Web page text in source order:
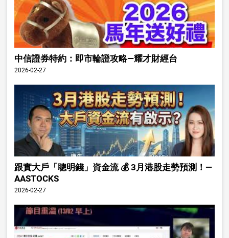
中信證券特約：即市輪證攻略—耀才財經台
2026-02-27
跟實大戶「聰明錢」資金流 💰 3月港股走勢預測！—
AASTOCKS
2026-02-27